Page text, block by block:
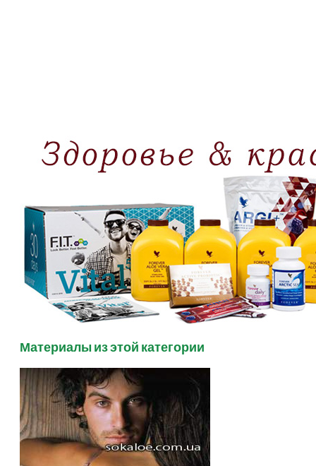
Материалы из этой категории